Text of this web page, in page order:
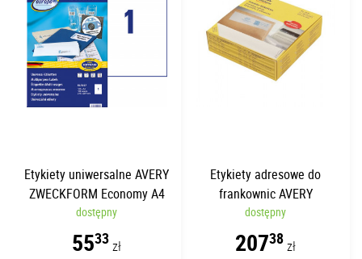
Etykiety uniwersalne AVERY
ZWECKFORM Economy A4
210 x 297mm | 100 arkuszy
dostępny
5533zł
Etykiety adresowe do
frankownic AVERY
ZWECKFORM 157 x 41 mm
| 5 x 180 etykiet/op.
dostępny
20738zł